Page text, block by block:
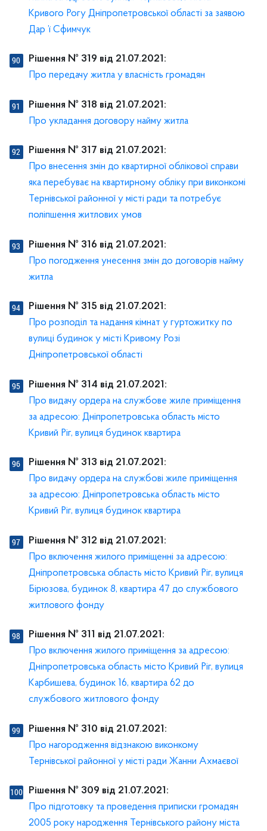
Кривого Рогу Дніпропетровської області за заявою
Дар ’ї Сфимчук
Рішення № 319 від 21.07.2021:
Про передачу житла у власність громадян
Рішення № 318 від 21.07.2021:
Про укладання договору найму житла
Рішення № 317 від 21.07.2021:
Про внесення змін до квартирної облікової справи
яка перебуває на квартирному обліку при виконкомі
Тернівської районної у місті ради та потребує
поліпшення житлових умов
Рішення № 316 від 21.07.2021:
Про погодження унесення змін до договорів найму
житла
Рішення № 315 від 21.07.2021:
Про розподіл та надання кімнат у гуртожитку по
вулиці будинок у місті Кривому Розі
Дніпропетровської області
Рішення № 314 від 21.07.2021:
Про видачу ордера на службове жиле приміщення
за адресою: Дніпропетровська область місто
Кривий Ріг, вулиця будинок квартира
Рішення № 313 від 21.07.2021:
Про видачу ордера на службові жиле приміщення
за адресою: Дніпропетровська область місто
Кривий Ріг, вулиця будинок квартира
Рішення № 312 від 21.07.2021:
Про включення жилого приміщенні за адресою:
Дніпропетровська область місто Кривий Ріг, вулиця
Бірюзова, будинок 8, квартира 47 до службового
житлового фонду
Рішення № 311 від 21.07.2021:
Про включення жилого приміщення за адресою:
Дніпропетровська область місто Кривий Ріг, вулиця
Карбишева, будинок 16, квартира 62 до
службового житлового фонду
Рішення № 310 від 21.07.2021:
Про нагородження відзнакою виконкому
Тернівської районної у місті ради Жанни Ахмаєвої
Рішення № 309 від 21.07.2021:
Про підготовку та проведення приписки громадян
2005 року народження Тернівського району міста